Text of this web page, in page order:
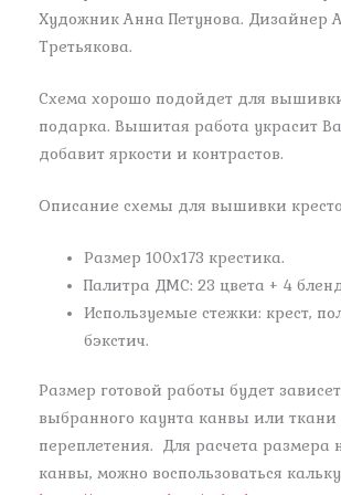
Художник Анна Петунова. Дизайнер
Третьякова.
Схема хорошо подойдет для
подарка. Вышитая работа украсит
добавит яркости и контрастов.
Описание схемы для вышивки
Размер 100х173 крестика.
Палитра ДМС: 23 цвета + 4
Используемые стежки: крест,
бэкстич.
Размер готовой работы будет
выбранного каунта канвы или ткани
переплетения. Для расчета размера
канвы, можно воспользоваться